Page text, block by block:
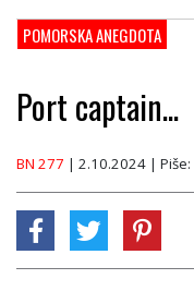
POMORSKA ANEGDOTA
Port captain...
BN 277 | 2.10.2024 | Piše: